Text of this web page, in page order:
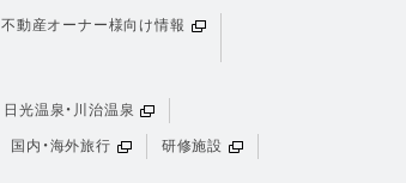
不動産オーナー様向け情報
日光温泉・川治温泉
国内・海外旅行 研修施設